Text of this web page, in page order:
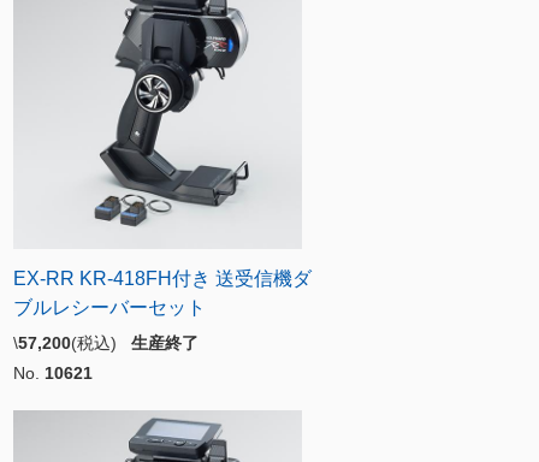
EX-RR KR-418FH付き 送受信機ダ
ブルレシーバーセット
\57,200(税込) 生産終了
No. 10621